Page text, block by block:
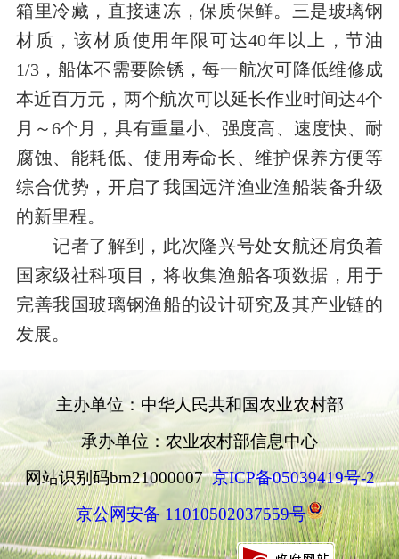
箱里冷藏，直接速冻，保质保鲜。 三是玻璃钢
材质，该材质使用年限可达40年以上，节油
1/3，船体不需要除锈，每一航次可降低维修成
本近百万元，两个航次可以延长作业时间达4个
月 ～6个月，具有重量小、强度高、速度快、耐
腐蚀、能耗低、使用寿命长、维护保养方便等
综合优势，开启了我国远洋渔业渔船装备升级
的新里程。
记者了解到，此次隆兴号处女航还肩负着
国家级社科项目，将收集渔船各项数据，用于
完善我国玻璃钢渔船的设计研究及其产业链的
发展。
主办单位：中华人民共和国农业农村部
承办单位：农业农村部信息中心
网站识别码bm21000007京ICP备05039419号-2
京公网安备 11010502037559号